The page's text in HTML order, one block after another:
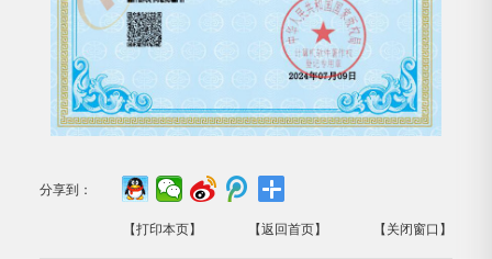
分享到：
【打印本页】 【返回首页】 【关闭窗口】